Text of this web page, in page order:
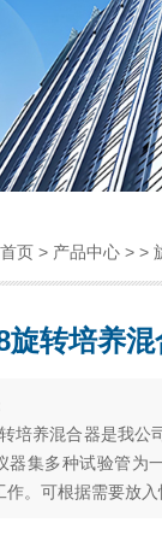
首页 > 产品中心 > >
旋转培养混
培养混合器是我公
器集多种试验管为
作。可根据需要放入